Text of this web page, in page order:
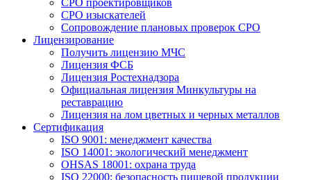
СРО проектировщиков
СРО изыскателей
Сопровождение плановых проверок СРО
Лицензирование
Получить лицензию МЧС
Лицензия ФСБ
Лицензия Ростехнадзора
Официальная лицензия Минкультуры на
реставрацию
Лицензия на лом цветных и черных металлов
Сертификация
ISO 9001: менеджмент качества
ISO 14001: экологический менеджмент
OHSAS 18001: охрана труда
ISO 22000: безопасность пищевой продукции